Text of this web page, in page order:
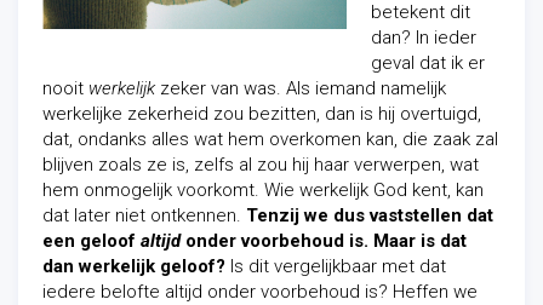
betekent dit
dan? In ieder
geval dat ik er
nooit werkelijk zeker van was. Als iemand namelijk
werkelijke zekerheid zou bezitten, dan is hij overtuigd,
dat, ondanks alles wat hem overkomen kan, die zaak zal
blijven zoals ze is, zelfs al zou hij haar verwerpen, wat
hem onmogelijk voorkomt. Wie werkelijk God kent, kan
dat later niet ontkennen. Tenzij we dus vaststellen dat
een geloof altijdonder voorbehoud is. Maar is dat
dan werkelijk geloof? Is dit vergelijkbaar met dat
iedere belofte altijd onder voorbehoud is? Heffen we